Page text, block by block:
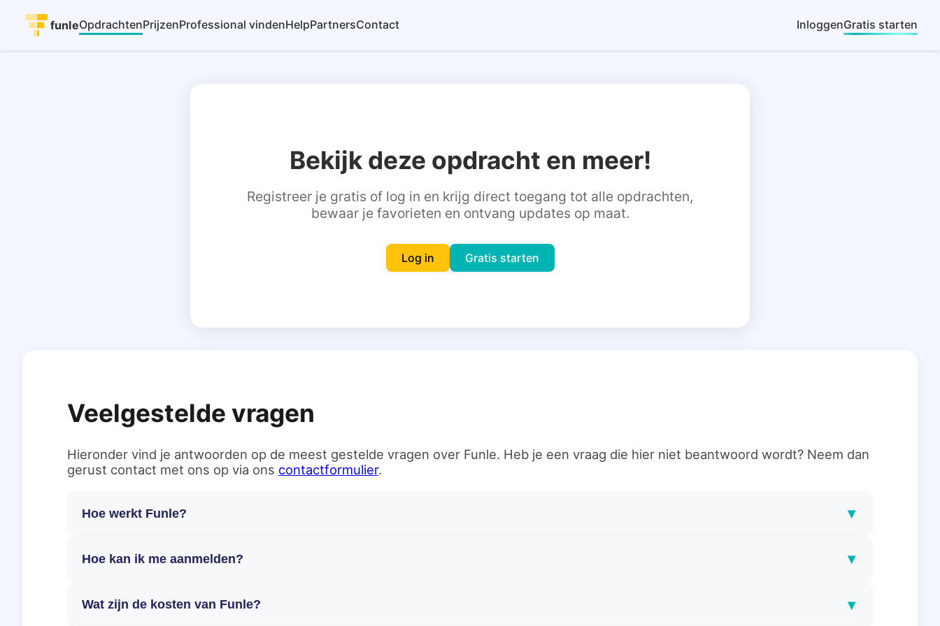
funleOpdrachtenPrijzenProfessional vindenHelpPartnersContact InloggenGratis starten
Bekijk deze opdracht en meer!
Registreer je gratis of log in en krijg direct toegang tot alle opdrachten,
bewaar je favorieten en ontvang updates op maat.
Log in Gratis starten
Veelgestelde vragen
Hieronder vind je antwoorden op de meest gestelde vragen over Funle. Heb je een vraag die hier niet beantwoord wordt? Neem dan
gerust contact met ons op via ons contactformulier.
Hoe werkt Funle? ▾
Hoe kan ik me aanmelden? ▾
Wat zijn de kosten van Funle? ▾